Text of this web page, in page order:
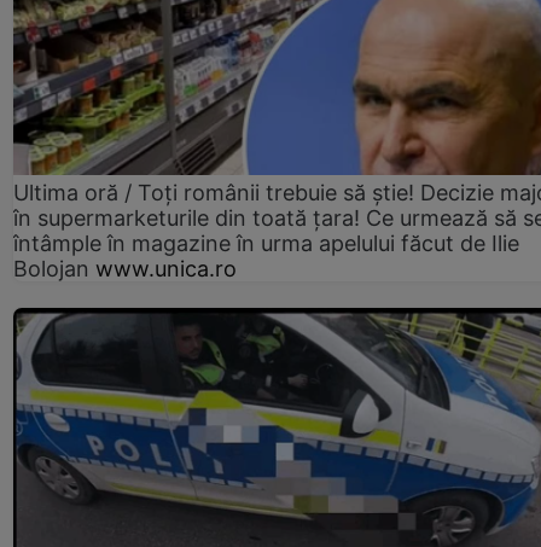
Ultima oră / Toți românii trebuie să știe! Decizie
în supermarketurile din toată țara! Ce urmează să
întâmple în magazine în urma apelului făcut de Ilie
Bolojan www.unica.ro